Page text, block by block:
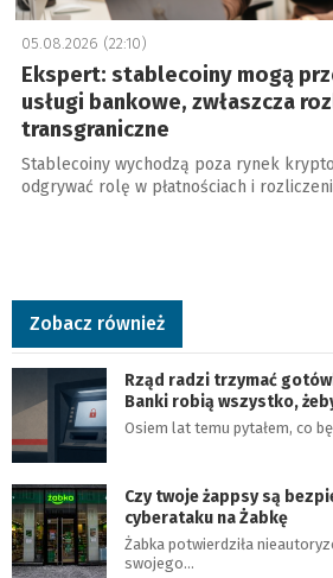
05.08.2026 (22:10)
Ekspert: stablecoiny mogą
usługi bankowe, zwłaszcza
transgraniczne
Stablecoiny wychodzą poza rynek
odgrywać rolę w płatnościach i
Zobacz również
Rząd radzi trzymać
Banki robią wszystko,
Osiem lat temu pytałem, co
Czy twoje żappsy są
cyberataku na Żabkę
Żabka potwierdziła
swojego…